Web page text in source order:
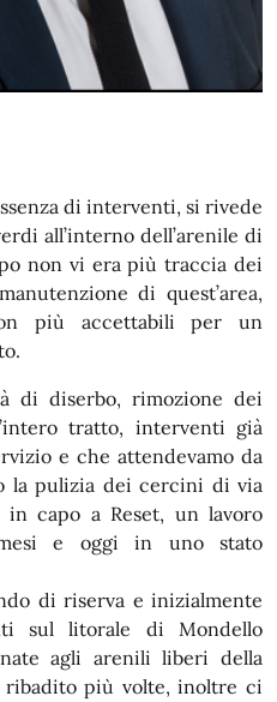
di interventi, si rivede
all’interno dell’arenile di
non vi era più traccia dei
di quest’area,
più accettabili per un
di diserbo, rimozione dei
tratto, interventi già
e che attendevamo da
la pulizia dei cercini di via
in capo a Reset, un lavoro
e oggi in uno stato
di riserva e inizialmente
sul litorale di Mondello
agli arenili liberi della
più volte, inoltre ci